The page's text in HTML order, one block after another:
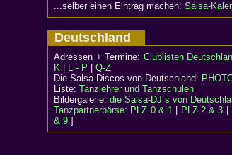
...selber einen Eintrag machen: Salsa-
Deutschland
Adressen + Termine: Clublisten
K
L - P
Q-Z
Die Salsa-Discos von Deutschland:
Liste: Tanzlehrer und Tanzschulen
Bildergalerie: die Salsa-DJ´s von
Tanzpartnerbörse: PLZ 0 & 1 PLZ 2 & 3
& 9 ]